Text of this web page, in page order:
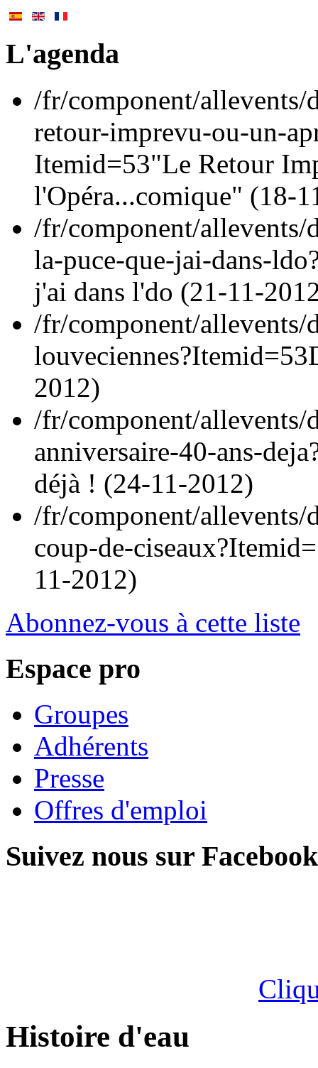
L'agenda
/fr/component/
retour-imprevu-ou-un-
Itemid=53"Le Retour
l'Opéra...comique" (18-
/fr/component/
la-puce-que-jai-dans-
j'ai dans l'do (21-11-
/fr/component/
louveciennes?Itemid=53
2012)
/fr/component/
anniversaire-40-ans-
déjà ! (24-11-2012)
/fr/component/
coup-de-
11-2012)
Abonnez-vous à cette liste
Espace pro
Groupes
Adhérents
Presse
Offres d'emploi
Suivez nous sur
Histoire d'eau